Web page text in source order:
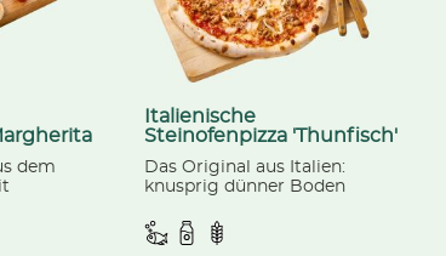
dem
Italienische
Steinofenpizza 'Thunfisch'
Das Original aus Italien:
knusprig dünner Boden
Tomatensauce, Mozzarella,
Zwiebeln und Thunfisch,